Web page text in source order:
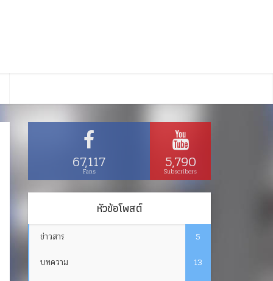
67,117
Fans 5,790
Subscribers
หัวข้อโพสต์
ข่าวสาร
5
บทความ
13